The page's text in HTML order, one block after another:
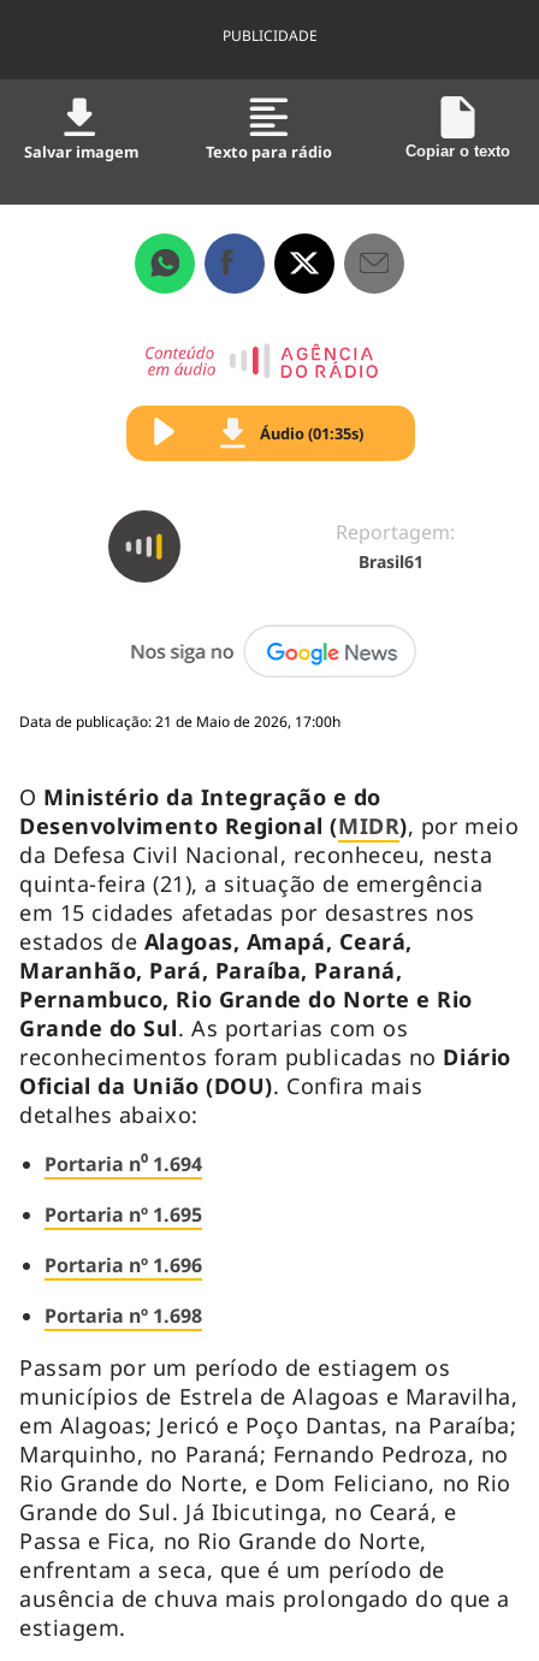
PUBLICIDADE
Salvar imagem Texto para rádio Copiar o texto
Áudio (01:35s)
Reportagem:
Brasil61
Data de publicação: 21 de Maio de 2026, 17:00h
O Ministério da Integração e do
Desenvolvimento Regional (MIDR), por meio
da Defesa Civil Nacional, reconheceu, nesta
quinta-feira (21), a situação de emergência
em 15 cidades afetadas por desastres nos
estados de Alagoas, Amapá, Ceará,
Maranhão, Pará, Paraíba, Paraná,
Pernambuco, Rio Grande do Norte e Rio
Grande do Sul. As portarias com os
reconhecimentos foram publicadas no Diário
Oficial da União (DOU). Confira mais
detalhes abaixo:
Portaria n⁰ 1.694
Portaria nº 1.695
Portaria nº 1.696
Portaria nº 1.698
Passam por um período de estiagem os
municípios de Estrela de Alagoas e Maravilha,
em Alagoas; Jericó e Poço Dantas, na Paraíba;
Marquinho, no Paraná; Fernando Pedroza, no
Rio Grande do Norte, e Dom Feliciano, no Rio
Grande do Sul. Já Ibicutinga, no Ceará, e
Passa e Fica, no Rio Grande do Norte,
enfrentam a seca, que é um período de
ausência de chuva mais prolongado do que a
estiagem.